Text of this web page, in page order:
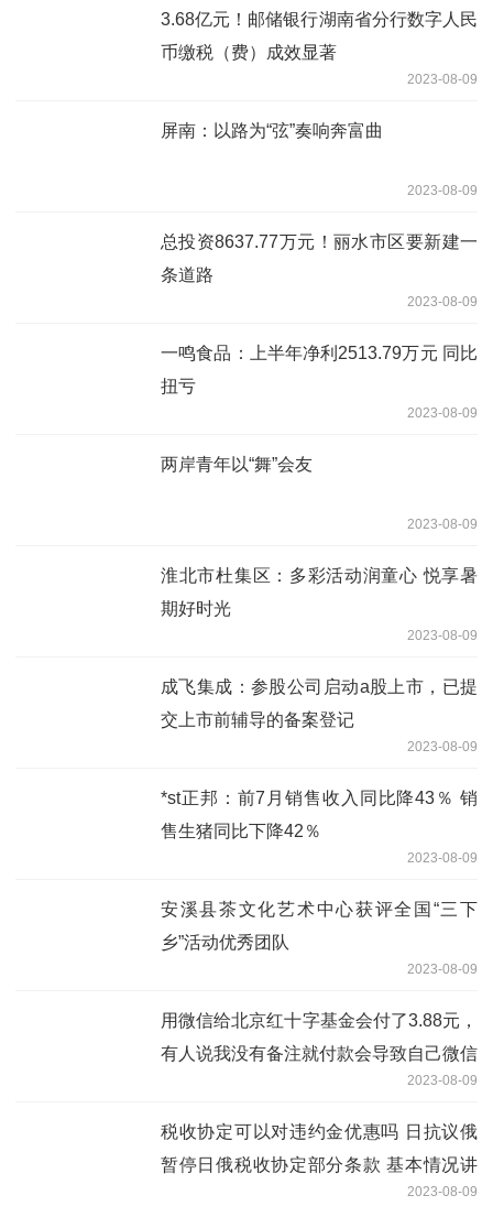
3.68亿元！邮储银行湖南省分行数字人民
币缴税（费）成效显著
2023-08-09
屏南：以路为“弦”奏响奔富曲
2023-08-09
总投资8637.77万元！丽水市区要新建一
条道路
2023-08-09
一鸣食品：上半年净利2513.79万元 同比
扭亏
2023-08-09
两岸青年以“舞”会友
2023-08-09
淮北市杜集区：多彩活动润童心 悦享暑
期好时光
2023-08-09
成飞集成：参股公司启动a股上市，已提
交上市前辅导的备案登记
2023-08-09
*st正邦：前7月销售收入同比降43％ 销
售生猪同比下降42％
2023-08-09
安溪县茶文化艺术中心获评全国“三下
乡”活动优秀团队
2023-08-09
用微信给北京红十字基金会付了3.88元，
有人说我没有备注就付款会导致自己微信
2023-08-09
税收协定可以对违约金优惠吗 日抗议俄
暂停日俄税收协定部分条款 基本情况讲
2023-08-09